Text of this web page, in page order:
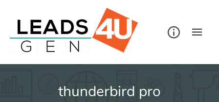
thunderbird pro